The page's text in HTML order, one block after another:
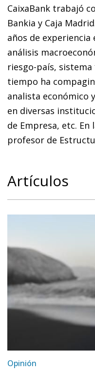
CaixaBank trabajó
Bankia y Caja
años de experiencia
análisis
riesgo-país,
tiempo ha
analista económico
en diversas
de Empresa, etc.
profesor de
Artículos
Opinión